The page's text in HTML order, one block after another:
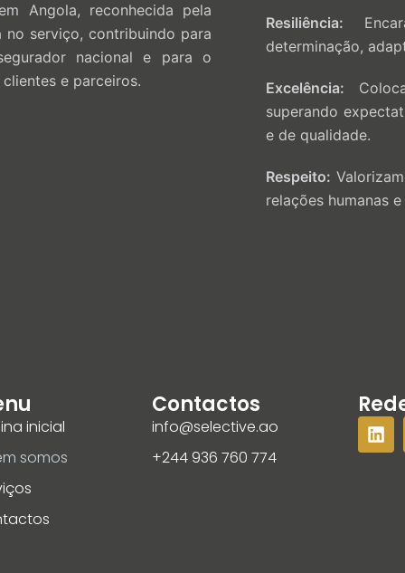
Angola, reconhecida pela
no serviço, contribuindo para
nacional e para o
e parceiros.
Resiliência:
determinação,
Excelência:
superando
e de qualidade.
Respeito:
relações humanas
inicial
somos
Contactos
info@selective.ao
+244 936 760 774